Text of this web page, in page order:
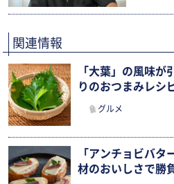
関連情報
「大葉」の風味が
りのおつまみレシ
グルメ
「アンチョビバタ
材のおいしさで勝